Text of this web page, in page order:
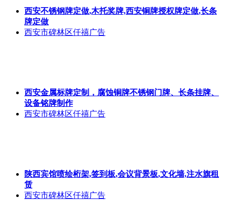
西安不锈钢牌定做,木托奖牌,西安铜牌授权牌定做,长条
牌定做
西安市碑林区仟禧广告
西安金属标牌定制，腐蚀铜牌不锈钢门牌、长条挂牌、
设备铭牌制作
西安市碑林区仟禧广告
陕西宾馆喷绘桁架,签到板,会议背景板,文化墙,注水旗租
赁
西安市碑林区仟禧广告